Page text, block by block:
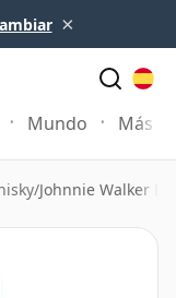
×
Mundo Más
/Johnnie Walker